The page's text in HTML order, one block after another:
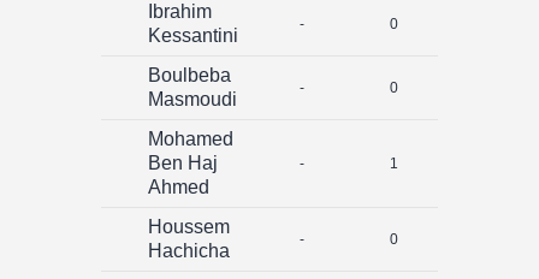
Ibrahim
Kessantini
- 0
Boulbeba
Masmoudi
- 0
Mohamed
Ben Haj
Ahmed
- 1
Houssem
Hachicha
- 0